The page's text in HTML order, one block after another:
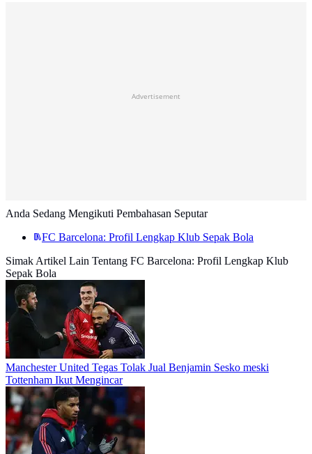
Advertisement
Anda Sedang Mengikuti Pembahasan Seputar
FC Barcelona: Profil Lengkap Klub Sepak Bola
Simak Artikel Lain Tentang FC Barcelona: Profil Lengkap Klub
Sepak Bola
Manchester United Tegas Tolak Jual Benjamin Sesko meski
Tottenham Ikut Mengincar